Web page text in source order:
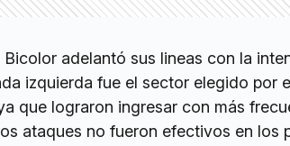
adelantó sus lineas con la
izquierda fue el sector elegido por
que lograron ingresar con más
ataques no fueron efectivos en los